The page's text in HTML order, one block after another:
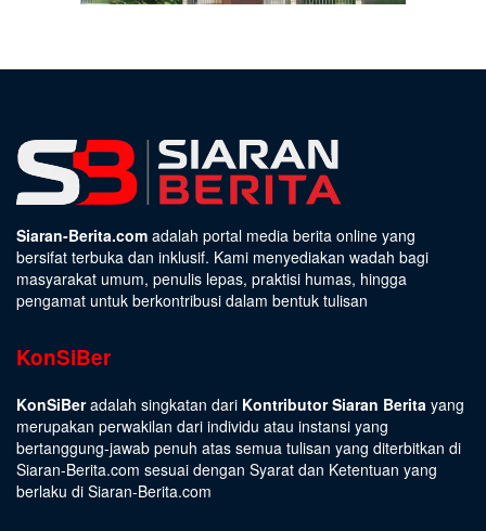
Siaran-Berita.com adalah portal media berita online yang
bersifat terbuka dan inklusif. Kami menyediakan wadah bagi
masyarakat umum, penulis lepas, praktisi humas, hingga
pengamat untuk berkontribusi dalam bentuk tulisan
KonSiBer
KonSiBeradalah singkatan dari Kontributor Siaran Berita yang
merupakan perwakilan dari individu atau instansi yang
bertanggung-jawab penuh atas semua tulisan yang diterbitkan di
Siaran-Berita.com sesuai dengan Syarat dan Ketentuan yang
berlaku di Siaran-Berita.com